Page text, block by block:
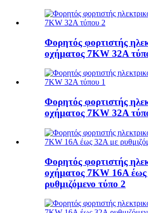
Φορητός φορτιστής
οχήματος 7KW 32A
Φορητός φορτιστής
οχήματος 7KW 32A
Φορητός φορτιστής
οχήματος 7KW 16A
ρυθμιζόμενο τύπο 2